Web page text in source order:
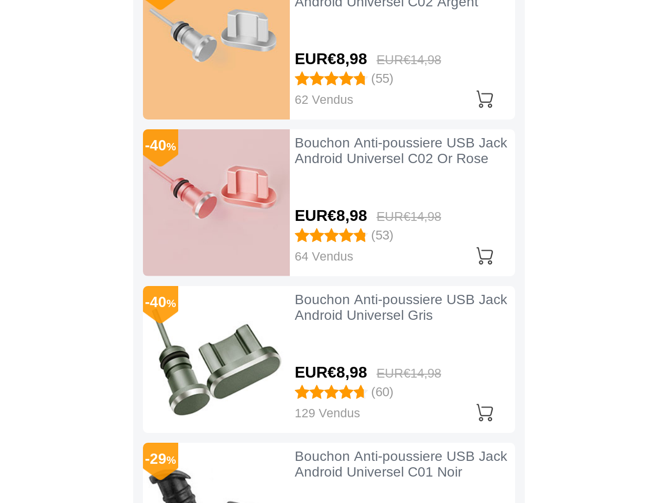
EUR€8,98 EUR€14,98
(55)
62 Vendus
Bouchon Anti-poussiere USB Jack
Android Universel C02 Or Rose
EUR€8,98 EUR€14,98
-40%
(53)
64 Vendus
Bouchon Anti-poussiere USB Jack
Android Universel Gris
EUR€8,98 EUR€14,98
-40%
(60)
129 Vendus
Bouchon Anti-poussiere USB Jack
Android Universel C01 Noir
-29%